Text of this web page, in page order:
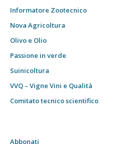
Informatore Zootecnico
Nova Agricoltura
Olivo e Olio
Passione in verde
Suinicoltura
VVQ – Vigne Vini e Qualità
Comitato tecnico scientifico
Abbonati